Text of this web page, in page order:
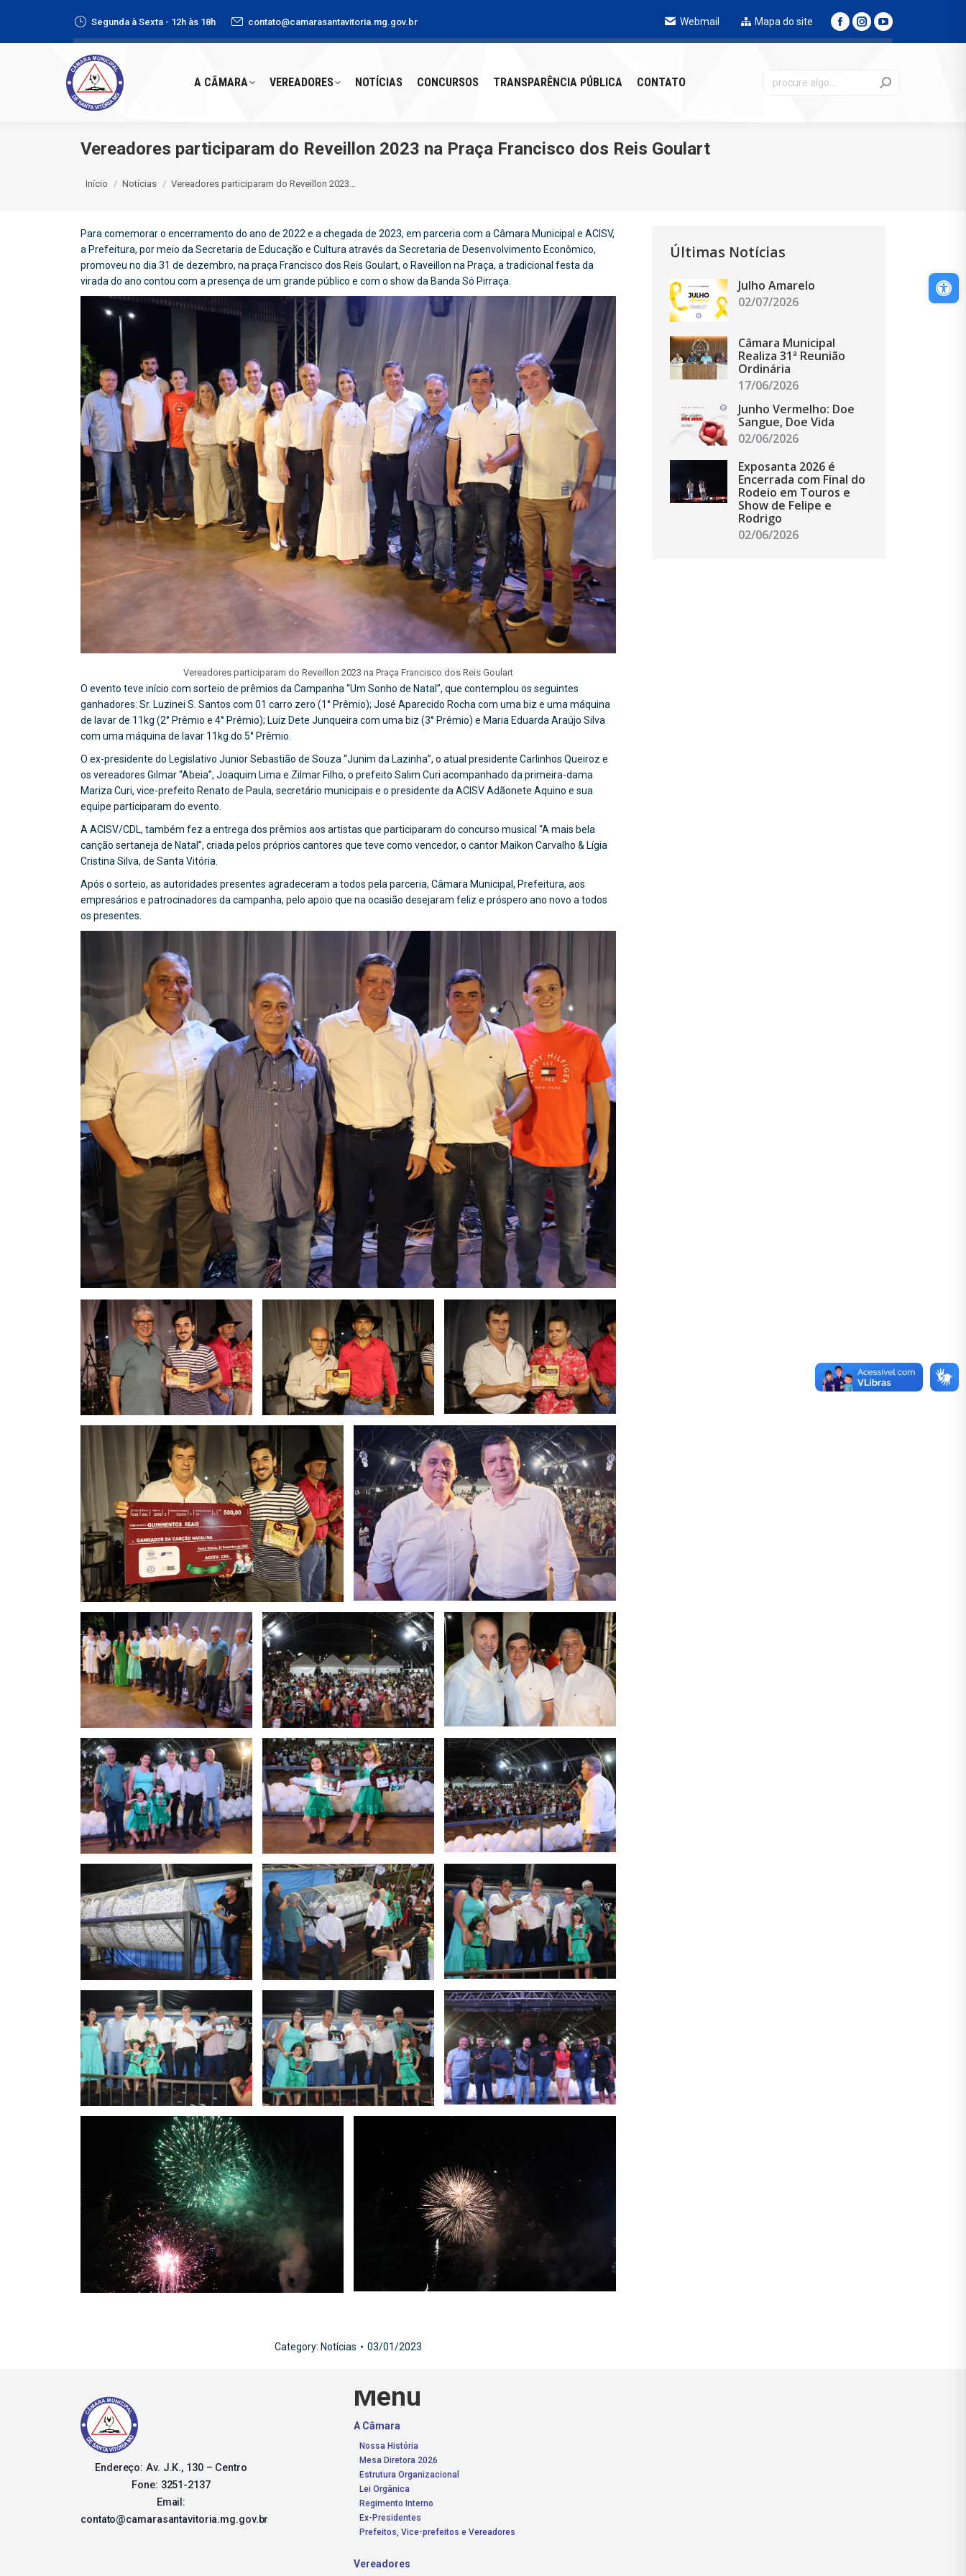
Segunda à Sexta - 12h às 18h contato@camarasantavitoria.mg.gov.br Webmail Mapa do site
A CÂMARA VEREADORES NOTÍCIAS CONCURSOS TRANSPARÊNCIA PÚBLICA CONTATO
Vereadores participaram do Reveillon 2023 na Praça Francisco dos Reis Goulart
Início Notícias Vereadores participaram do Reveillon 2023…
Para comemorar o encerramento do ano de 2022 e a chegada de 2023, em parceria com a Câmara Municipal e ACISV,
a Prefeitura, por meio da Secretaria de Educação e Cultura através da Secretaria de Desenvolvimento Econômico,
promoveu no dia 31 de dezembro, na praça Francisco dos Reis Goulart, o Raveillon na Praça, a tradicional festa da
virada do ano contou com a presença de um grande público e com o show da Banda Só Pirraça.
Vereadores participaram do Reveillon 2023 na Praça Francisco dos Reis Goulart
O evento teve início com sorteio de prêmios da Campanha “Um Sonho de Natal”, que contemplou os seguintes
ganhadores: Sr. Luzinei S. Santos com 01 carro zero (1° Prêmio); José Aparecido Rocha com uma biz e uma máquina
de lavar de 11kg (2° Prêmio e 4° Prêmio); Luiz Dete Junqueira com uma biz (3° Prêmio) e Maria Eduarda Araújo Silva
com uma máquina de lavar 11kg do 5° Prêmio.
O ex-presidente do Legislativo Junior Sebastião de Souza “Junim da Lazinha”, o atual presidente Carlinhos Queiroz e
os vereadores Gilmar “Abeia”, Joaquim Lima e Zilmar Filho, o prefeito Salim Curi acompanhado da primeira-dama
Mariza Curi, vice-prefeito Renato de Paula, secretário municipais e o presidente da ACISV Adãonete Aquino e sua
equipe participaram do evento.
A ACISV/CDL, também fez a entrega dos prêmios aos artistas que participaram do concurso musical “A mais bela
canção sertaneja de Natal”, criada pelos próprios cantores que teve como vencedor, o cantor Maikon Carvalho & Lígia
Cristina Silva, de Santa Vitória.
Após o sorteio, as autoridades presentes agradeceram a todos pela parceria, Câmara Municipal, Prefeitura, aos
empresários e patrocinadores da campanha, pelo apoio que na ocasião desejaram feliz e próspero ano novo a todos
os presentes.
Category: Notícias 03/01/2023
Últimas Notícias
Julho Amarelo
02/07/2026
Câmara Municipal
Realiza 31ª Reunião
Ordinária
17/06/2026
Junho Vermelho: Doe
Sangue, Doe Vida
02/06/2026
Exposanta 2026 é
Encerrada com Final do
Rodeio em Touros e
Show de Felipe e
Rodrigo
02/06/2026
Endereço: Av. J.K., 130 – Centro
Fone: 3251-2137
Email:
contato@camarasantavitoria.mg.gov.br
Menu
A Câmara
Nossa História
Mesa Diretora 2026
Estrutura Organizacional
Lei Orgânica
Regimento Interno
Ex-Presidentes
Prefeitos, Vice-prefeitos e Vereadores
Vereadores
A CÂMARA VEREADORES NOTÍCIAS CONCURSOS CONTATO